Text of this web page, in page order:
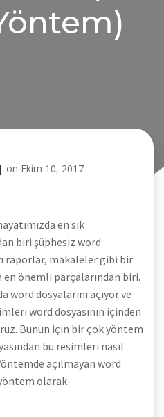
| on Ekim 10, 2017
en sık
biri şüphesiz word
raporlar, makaleler gibi bir
en önemli parçalarından biri.
word dosyalarını açıyor ve
word dosyasının içinden
Bunun için bir çok yöntem
bu resimleri nasıl
açılmayan word
olarak